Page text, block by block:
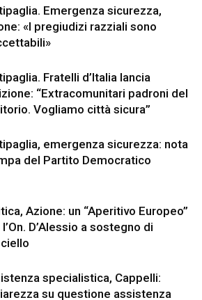
Emergenza sicurezza,
«I pregiudizi razziali sono
Fratelli d’Italia lancia
“Extracomunitari padroni del
Vogliamo città sicura”
emergenza sicurezza: nota
del Partito Democratico
Azione: un “Aperitivo Europeo”
D’Alessio a sostegno di
specialistica, Cappelli:
su questione assistenza